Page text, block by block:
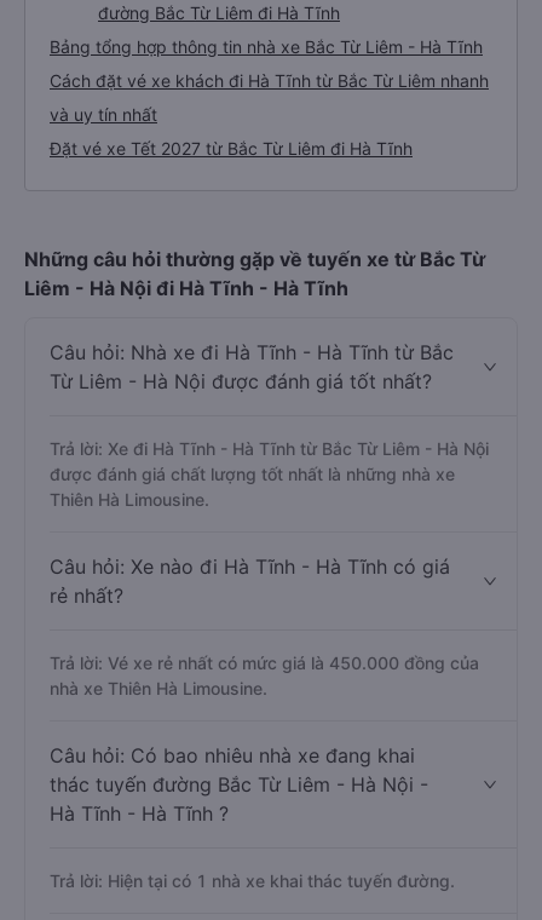
đường Bắc Từ Liêm đi Hà Tĩnh
Bảng tổng hợp thông tin nhà xe Bắc Từ Liêm - Hà Tĩnh
Cách đặt vé xe khách đi Hà Tĩnh từ Bắc Từ Liêm nhanh
và uy tín nhất
Đặt vé xe Tết 2027 từ Bắc Từ Liêm đi Hà Tĩnh
Những câu hỏi thường gặp về tuyến xe từ Bắc Từ
Liêm - Hà Nội đi Hà Tĩnh - Hà Tĩnh
Câu hỏi: Nhà xe đi Hà Tĩnh - Hà Tĩnh từ Bắc
Từ Liêm - Hà Nội được đánh giá tốt nhất?
Trả lời: Xe đi Hà Tĩnh - Hà Tĩnh từ Bắc Từ Liêm - Hà Nội
được đánh giá chất lượng tốt nhất là những nhà xe
Thiên Hà Limousine.
Câu hỏi: Xe nào đi Hà Tĩnh - Hà Tĩnh có giá
rẻ nhất?
Trả lời: Vé xe rẻ nhất có mức giá là 450.000 đồng của
nhà xe Thiên Hà Limousine.
Câu hỏi: Có bao nhiêu nhà xe đang khai
thác tuyến đường Bắc Từ Liêm - Hà Nội -
Hà Tĩnh - Hà Tĩnh ?
Trả lời: Hiện tại có 1 nhà xe khai thác tuyến đường.